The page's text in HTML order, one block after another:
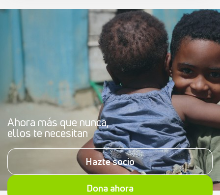
Ahora más que nunca,
ellos te necesitan
Hazte socio
Dona ahora